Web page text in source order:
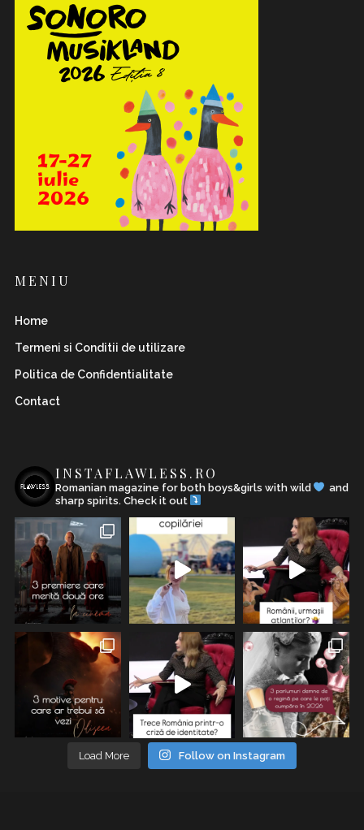
MENIU
Home
Termeni si Conditii de utilizare
Politica de Confidentialitate
Contact
INSTAFLAWLESS.RO
Romanian magazine for both boys&girls with wild
and
sharp spirits. Check it out
Load More Follow on Instagram